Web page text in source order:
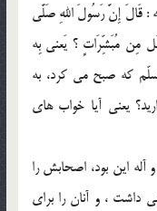
: قَالَ إِنَّ رَسُولَ اللهِ صَلَّی
مِن مُبَشِّرَاتٍ ؟ يَعنی بِه
سلّم كه صبح می كرد، به
يعنی آيا خواب های
اين بود، اصحابش را
داشت ، و آنان را برای